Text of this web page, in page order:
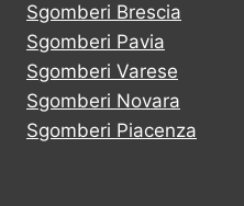
Sgomberi Brescia
Sgomberi Pavia
Sgomberi Varese
Sgomberi Novara
Sgomberi Piacenza